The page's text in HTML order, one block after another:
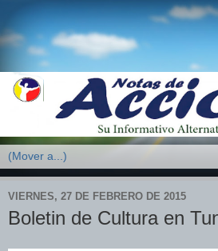
VIERNES, 27 DE FEBRERO DE 2015
Boletin de Cultura en